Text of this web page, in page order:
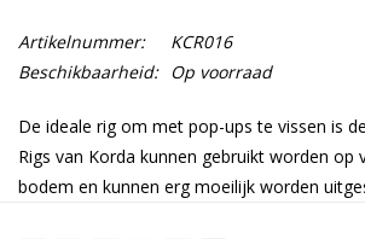
Artikelnummer:
KCR016
Beschikbaarheid: Op voorraad
De ideale rig om met pop-ups te vissen is
Rigs van Korda kunnen gebruikt worden op
bodem en kunnen erg moeilijk worden